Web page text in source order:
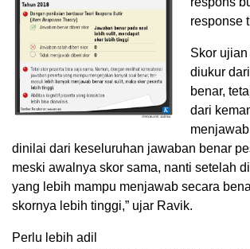
response
Skor
diukur
benar,
dari
dinilai dari keseluruhan jawaban benar
meski awalnya skor sama, nanti setelah
yang lebih mampu menjawab secara
skornya lebih tinggi,” ujar Ravik.
Perlu lebih adil